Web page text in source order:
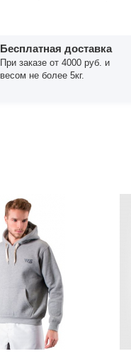
Бесплатная доставка
При заказе от 4000 руб. и
весом не более 5кг.